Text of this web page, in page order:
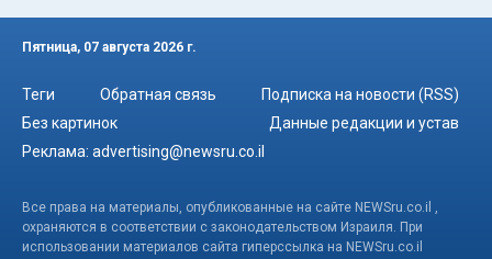
Пятница, 07 августа 2026 г.
Теги Обратная связь
Подписка на новости (RSS)
Без картинок
Данные редакции и устав
Реклама: advertising@newsru.co.il
Все права на материалы, опубликованные на сайте NEWSru.co.il ,
охраняются в соответствии с законодательством Израиля. При
использовании материалов сайта гиперссылка на NEWSru.co.il